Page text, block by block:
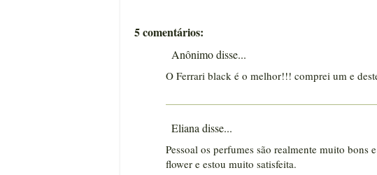
5 comentários:
Anônimo disse...
O Ferrari black é o melhor!!! comprei um e
Eliana disse...
Pessoal os perfumes são realmente muito
flower e estou muito satisfeita.